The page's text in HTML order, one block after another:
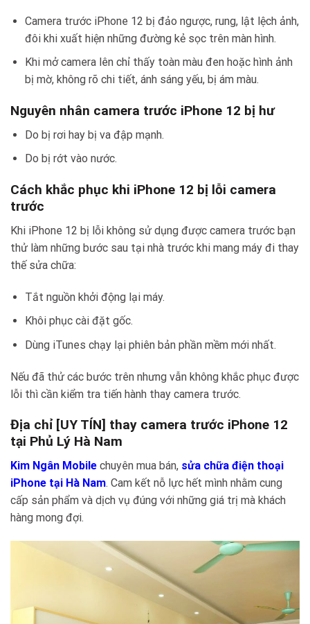
Camera trước iPhone 12 bị đảo ngược, rung, lật lệch ảnh,
đôi khi xuất hiện những đường kẻ sọc trên màn hình.
Khi mở camera lên chỉ thấy toàn màu đen hoặc hình ảnh
bị mờ, không rõ chi tiết, ánh sáng yếu, bị ám màu.
Nguyên nhân camera trước iPhone 12 bị hư
Do bị rơi hay bị va đập mạnh.
Do bị rớt vào nước.
Cách khắc phục khi iPhone 12 bị lỗi camera
trước
Khi iPhone 12 bị lỗi không sử dụng được camera trước bạn
thử làm những bước sau tại nhà trước khi mang máy đi thay
thế sửa chữa:
Tắt nguồn khởi động lại máy.
Khôi phục cài đặt gốc.
Dùng iTunes chạy lại phiên bản phần mềm mới nhất.
Nếu đã thử các bước trên nhưng vẫn không khắc phục được
lỗi thì cần kiểm tra tiến hành thay camera trước.
Địa chỉ [UY TÍN] thay camera trước iPhone 12
tại Phủ Lý Hà Nam
Kim Ngân Mobile chuyên mua bán, sửa chữa điện thoại
iPhone tại Hà Nam. Cam kết nỗ lực hết mình nhằm cung
cấp sản phẩm và dịch vụ đúng với những giá trị mà khách
hàng mong đợi.